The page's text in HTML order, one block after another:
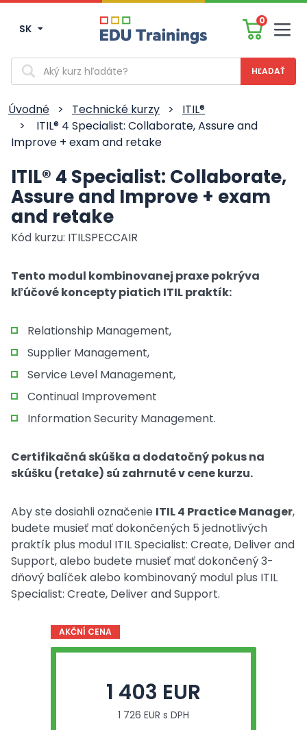
SK
0
Vyhľadávanie
Úvodné > Technické kurzy >
ITIL®
>
ITIL® 4 Specialist: Collaborate, Assure and
Improve + exam and retake
ITIL® 4 Specialist: Collaborate,
Assure and Improve + exam
and retake
Kód kurzu: ITILSPECCAIR
Tento modul kombinovanej praxe pokrýva
kľúčové koncepty piatich ITIL praktík:
Relationship Management,
Supplier Management,
Service Level Management,
Continual Improvement
Information Security Management.
Certifikačná skúška a dodatočný pokus na
skúšku (retake) sú zahrnuté v cene kurzu.
Aby ste dosiahli označenie ITIL 4 Practice Manager,
budete musieť mať dokončených 5 jednotlivých
praktík plus modul ITIL Specialist: Create, Deliver and
Support, alebo budete musieť mať dokončený 3-
dňový balíček alebo kombinovaný modul plus ITIL
Specialist: Create, Deliver and Support.
AKČNÍ CENA
1 403 EUR
1 726 EUR s DPH